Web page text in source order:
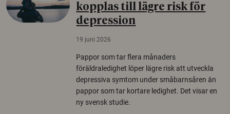
kopplas till lägre risk för
depression
19 juni 2026
Pappor som tar flera månaders
föräldraledighet löper lägre risk att utveckla
depressiva symtom under småbarnsåren än
pappor som tar kortare ledighet. Det visar en
ny svensk studie.